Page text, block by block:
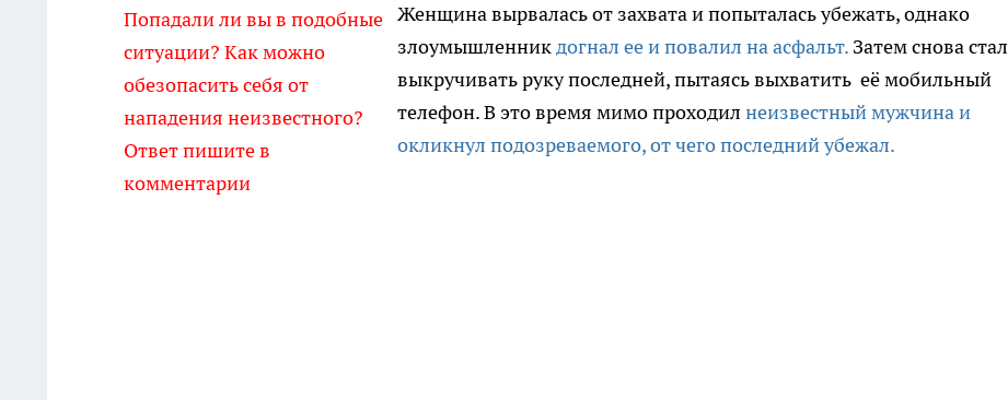
Попадали ли вы в подобные
ситуации? Как можно
обезопасить себя от
нападения неизвестного?
Ответ пишите в
комментарии
Женщина вырвалась от захвата и попыталась убежать, однако
злоумышленникдогнал ее и повалил на асфальт. Затем снова стал
выкручивать руку последней, пытаясь выхватить её мобильный
телефон. В это время мимо проходил неизвестный мужчина и
окликнул подозреваемого, от чего последний убежал.